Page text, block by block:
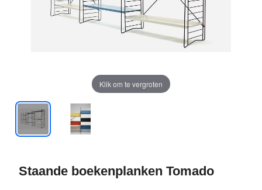
Klik om te vergroten
Staande boekenplanken Tomado